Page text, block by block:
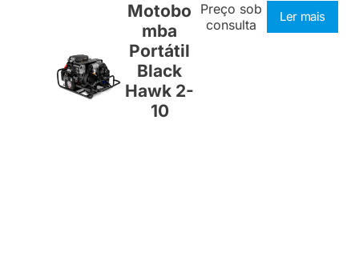
Motobo
mba
Portátil
Black
Hawk 2-
10
Preço sob
consulta
Ler mais